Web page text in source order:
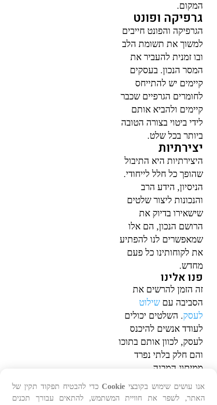
המקום.
גרפיקה ופונט
הגרפיקה והפונט חייבים
למשוך את תשומת הלב
ובו זמנית להעביר את
המסר הנכון. בעסקים
קיימים יש להתייחס
לחומרים הגרפיים שכבר
קיימים ולהביא אותם
לידי ביטוי בצורה הטובה
ביותר בכל שלט.
יצירתיות
היצירתיות היא התיבול
שהופך כל חלל לייחודי.
הניסיון, הידע הרב
והנכונות ליצור שלטים
שישאירו בדיוק את
הרושם הנכון, הם אלו
שמאפשרים לנו להפתיע
את לקוחותינו כל פעם
מחדש.
פנו אלינו
זה הזמן להרשים את
הסביבה עםשילוט
לעסק. השלטים יכולים
לעודד אנשים להיכנס
לעסק, לכוון אותם בתוכו
והם חלק בלתי נפרד
ממיתוג המבנה.
המומחיות שלנו בשלטים
פלוס היא יצירת שלמות.
אנו עושים שימוש בקובצי Cookieכדי להבטיח תפקוד תקין של
האתר, לשפר את חוויית המשתמש, להתאים עבורך תכנים